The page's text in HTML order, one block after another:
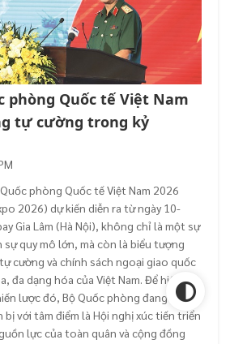
phòng Quốc tế Việt Nam
tự cường trong kỷ
Quốc phòng Quốc tế Việt Nam 2026
2026) dự kiến diễn ra từ ngày 10-
Gia Lâm (Hà Nội), không chỉ là một sự
sự quy mô lớn, mà còn là biểu tượng
cường và chính sách ngoại giao quốc
đa dạng hóa của Việt Nam. Để hiện
lược đó, Bộ Quốc phòng đang đẩy
với tâm điểm là Hội nghị xúc tiến triển
lực của toàn quân và cộng đồng